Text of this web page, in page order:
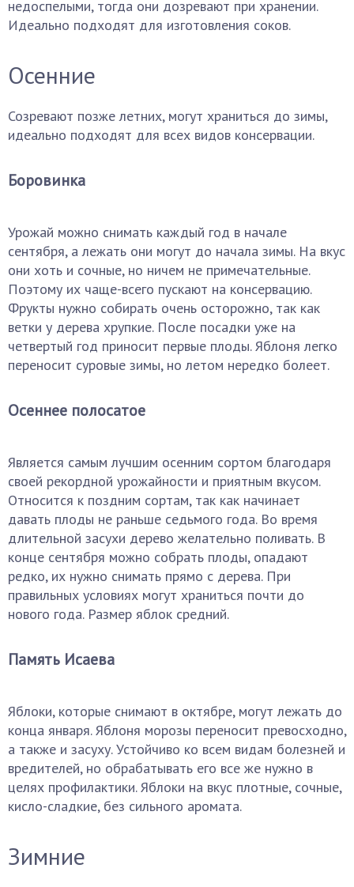
недоспелыми, тогда они дозревают при хранении.
Идеально подходят для изготовления соков.
Осенние
Созревают позже летних, могут храниться до зимы,
идеально подходят для всех видов консервации.
Боровинка
Урожай можно снимать каждый год в начале
сентября, а лежать они могут до начала зимы. На вкус
они хоть и сочные, но ничем не примечательные.
Поэтому их чаще-всего пускают на консервацию.
Фрукты нужно собирать очень осторожно, так как
ветки у дерева хрупкие. После посадки уже на
четвертый год приносит первые плоды. Яблоня легко
переносит суровые зимы, но летом нередко болеет.
Осеннее полосатое
Является самым лучшим осенним сортом благодаря
своей рекордной урожайности и приятным вкусом.
Относится к поздним сортам, так как начинает
давать плоды не раньше седьмого года. Во время
длительной засухи дерево желательно поливать. В
конце сентября можно собрать плоды, опадают
редко, их нужно снимать прямо с дерева. При
правильных условиях могут храниться почти до
нового года. Размер яблок средний.
Память Исаева
Яблоки, которые снимают в октябре, могут лежать до
конца января. Яблоня морозы переносит превосходно,
а также и засуху. Устойчиво ко всем видам болезней и
вредителей, но обрабатывать его все же нужно в
целях профилактики. Яблоки на вкус плотные, сочные,
кисло-сладкие, без сильного аромата.
Зимние